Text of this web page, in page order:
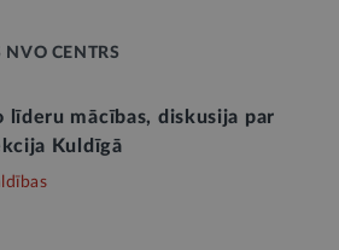
NVO CENTRS
līderu mācības, diskusija par
Kuldīgā